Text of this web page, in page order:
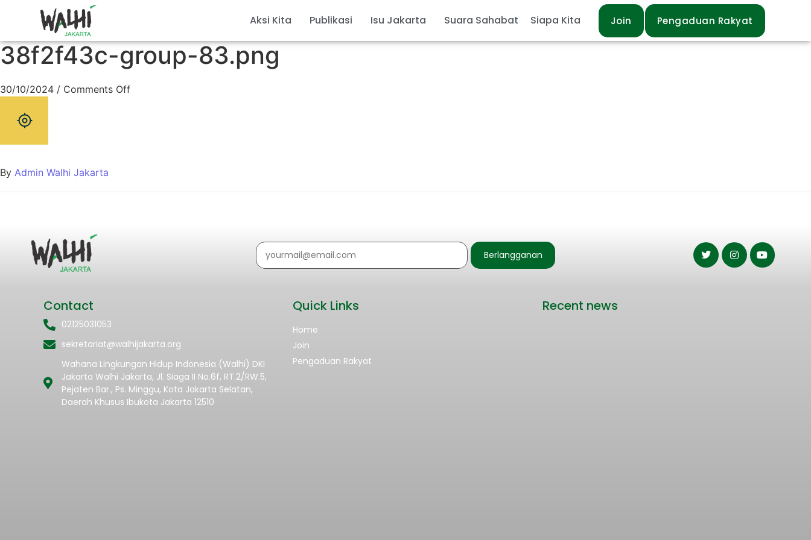
Aksi Kita Publikasi Isu Jakarta Suara Sahabat Siapa Kita Join Pengaduan Rakyat
38f2f43c-group-83.png
30/10/2024 / Comments Off
By Admin Walhi Jakarta
Berlangganan
Contact
02125031053
sekretariat@walhijakarta.org
Wahana Lingkungan Hidup Indonesia (Walhi) DKI
Jakarta Walhi Jakarta, Jl. Siaga II No.6f, RT.2/RW.5,
Pejaten Bar., Ps. Minggu, Kota Jakarta Selatan,
Daerah Khusus Ibukota Jakarta 12510
Quick Links
Home
Join
Pengaduan Rakyat
Recent news